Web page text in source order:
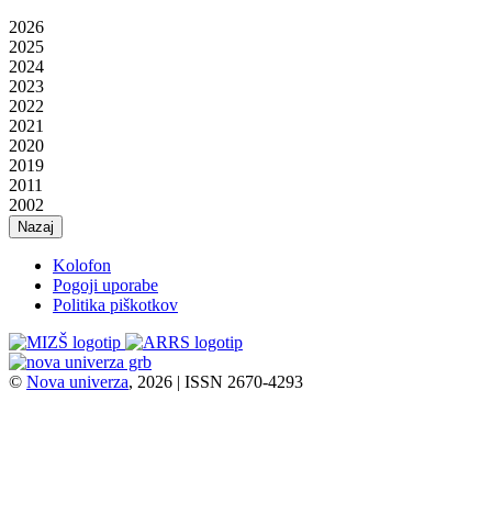
2026
2025
2024
2023
2022
2021
2020
2019
2011
2002
Nazaj
Kolofon
Pogoji uporabe
Politika piškotkov
© Nova univerza, 2026 | ISSN 2670-4293